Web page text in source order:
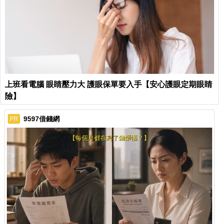
上班看電腦 眼睛壓力大 護眼保單要入手【安心護眼定期眼睛
險】
PR 9597借錢網